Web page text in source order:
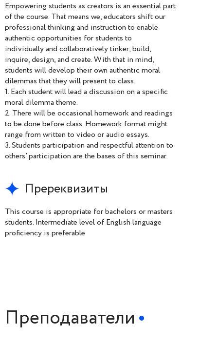
Empowering students as creators is an essential part
of the course. That means we, educators shift our
professional thinking and instruction to enable
authentic opportunities for students to
individually and collaboratively tinker, build,
inquire, design, and create. With that in mind,
students will develop their own authentic moral
dilemmas that they will present to class.
1. Each student will lead a discussion on a specific
moral dilemma theme.
2. There will be occasional homework and readings
to be done before class. Homework format might
range from written to video or audio essays.
3. Students participation and respectful attention to
others’ participation are the bases of this seminar.
Пререквизиты
This course is appropriate for bachelors or masters
students. Intermediate level of English language
proficiency is preferable
Преподаватели